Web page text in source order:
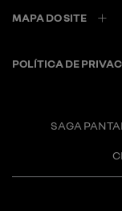
MAPA DO SITE
POLÍTICA DE
SAGA